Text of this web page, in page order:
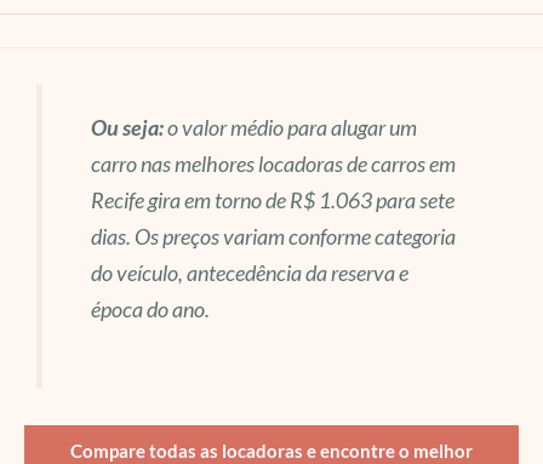
Ou seja:o valor médio para alugar um
carro nas melhores locadoras de carros em
Recife gira em torno de R$ 1.063 para sete
dias. Os preços variam conforme categoria
do veículo, antecedência da reserva e
época do ano.
Compare todas as locadoras e encontre o melhor